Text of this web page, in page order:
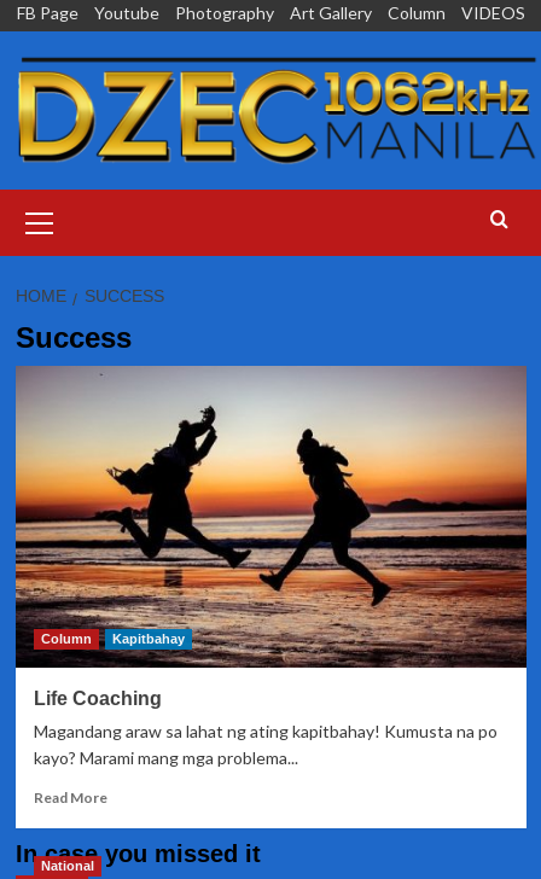
Skip
content
FB Page Youtube Photography Art Gallery Column VIDEOS
Menu
HOME SUCCESS
Success
Column Kapitbahay
Life Coaching
Magandang araw sa lahat ng ating kapitbahay! Kumusta na po
kayo? Marami mang mga problema...
Read MoreRead
Life
In case you missed it
National